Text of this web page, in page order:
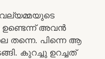
അവൻ
തന്നെ. പിന്നെ ആ
കുറച്ചു ഉറച്ചത്